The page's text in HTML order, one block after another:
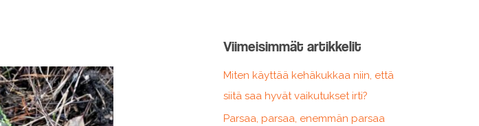
h
f
o
r
Viimeisimmät artikkelit
Miten käyttää kehäkukkaa niin, että
siitä saa hyvät vaikutukset irti?
Parsaa, parsaa, enemmän parsaa